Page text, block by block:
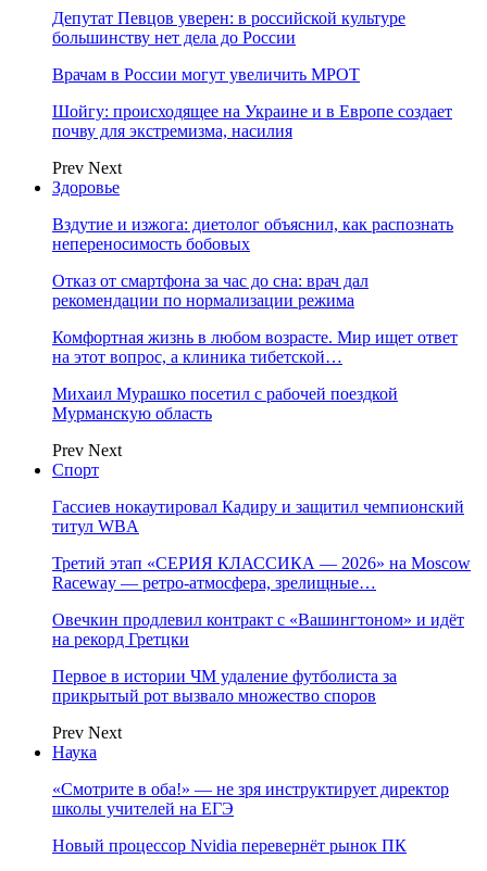
Депутат Певцов уверен: в российской культуре
большинству нет дела до России
Врачам в России могут увеличить МРОТ
Шойгу: происходящее на Украине и в Европе создает
почву для экстремизма, насилия
Prev Next
Здоровье
Вздутие и изжога: диетолог объяснил, как распознать
непереносимость бобовых
Отказ от смартфона за час до сна: врач дал
рекомендации по нормализации режима
Комфортная жизнь в любом возрасте. Мир ищет ответ
на этот вопрос, а клиника тибетской…
Михаил Мурашко посетил с рабочей поездкой
Мурманскую область
Prev Next
Спорт
Гассиев нокаутировал Кадиру и защитил чемпионский
титул WBA
Третий этап «СЕРИЯ КЛАССИКА — 2026» на Moscow
Raceway — ретро‑атмосфера, зрелищные…
Овечкин продлевил контракт с «Вашингтоном» и идёт
на рекорд Гретцки
Первое в истории ЧМ удаление футболиста за
прикрытый рот вызвало множество споров
Prev Next
Наука
«Смотрите в оба!» — не зря инструктирует директор
школы учителей на ЕГЭ
Новый процессор Nvidia перевернёт рынок ПК